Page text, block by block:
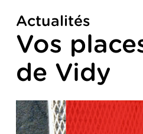
Actualités
Vos
de Vidy